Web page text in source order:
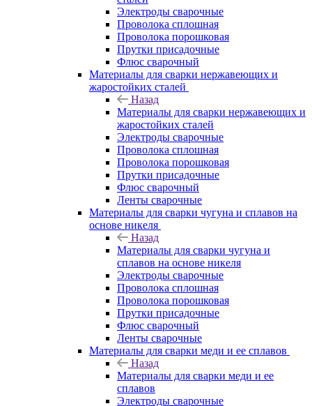
Электроды сварочные
Проволока сплошная
Проволока порошковая
Прутки присадочные
Флюс сварочный
Материалы для сварки нержавеющих и
жаростойких сталей
Назад
Материалы для сварки нержавеющих и
жаростойких сталей
Электроды сварочные
Проволока сплошная
Проволока порошковая
Прутки присадочные
Флюс сварочный
Ленты сварочные
Материалы для сварки чугуна и сплавов на
основе никеля
Назад
Материалы для сварки чугуна и
сплавов на основе никеля
Электроды сварочные
Проволока сплошная
Проволока порошковая
Прутки присадочные
Флюс сварочный
Ленты сварочные
Материалы для сварки меди и ее сплавов
Назад
Материалы для сварки меди и ее
сплавов
Электроды сварочные